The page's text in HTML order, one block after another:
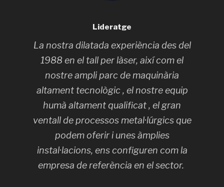
Lideratge
La nostra dilatada experiència des del
1988 en el tall per làser, així com el
nostre ampli parc de maquinària
altament tecnològic , el nostre equip
humà altament qualificat , el gran
ventall de processos metal·lúrgics que
podem oferir i unes àmplies
instal·lacions, ens configuren com la
empresa de referència en el sector.